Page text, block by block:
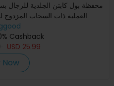
محفظة بول كابتن الجلدية للرجال
العملية ذات السحاب المزدوج
Cashback
USD 25.99
Now